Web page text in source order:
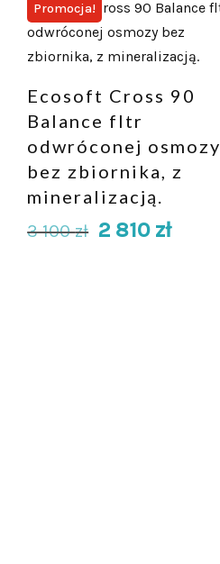
Promocja!
Ecosoft Cross 90
Balance fltr
odwróconej osmozy
bez zbiornika, z
mineralizacją.
3 100zł 2 810 zł